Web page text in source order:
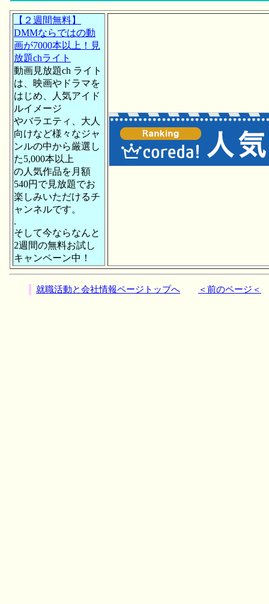
【２週間無料】
DMMならではの動
画が7000本以上！見
放題chライト
動画見放題ch ライト
は、映画やドラマを
はじめ、人気アイド
ルイメージ
やバラエティ、大人
向けなど様々なジャ
ンルの中から厳選し
た5,000本以上
の人気作品を月額
540円で見放題でお
楽しみいただけるチ
ャンネルです。
.
そして今ならなんと
2週間の無料お試し
キャンペーン中！
就職活動と会社情報ページトップへ ＜前のページ＜